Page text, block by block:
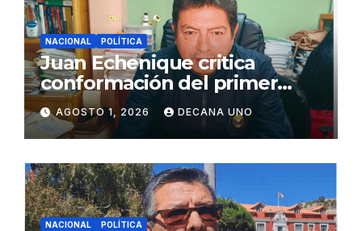
NACIONAL POLÍTICA
Juan Echenique critica
conformación del primer
gabinete ministerial de Keiko
Fujimori
AGOSTO 1, 2026 DECANA UNO
NACIONAL POLÍTICA